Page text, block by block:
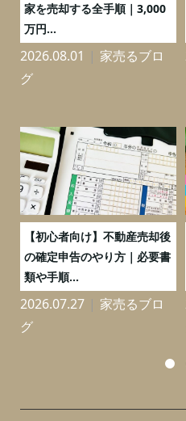
家を売却する全手順｜3,000
万円...
2026.08.01
家売るブロ
グ
【初心者向け】不動産売却後
の確定申告のやり方｜必要書
類や手順...
2026.07.27
家売るブロ
グ